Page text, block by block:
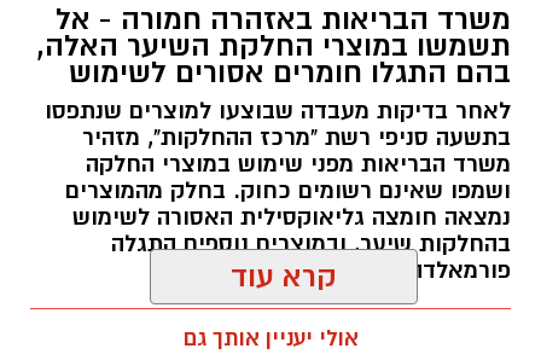
מקצועי, לפתח תוכניות חינוכיות, ליצור אירועי תוכן
ופרויקטים ייחודיים ולעבוד מול קהלים מגוונים, תוך
חיבור בין עולם התרבות, החינוך והקהילה.
בין דרישות התפקיד:
תואר אקדמי המוכר על ידי המועצה להשכלה
גבוהה.
ניסיון בפיתוח הדרכה ועמידה מול קהל.
ניסיון ויכולת בניהול והובלת צוות.
יכולת לפיתוח והפקת פרויקטים מיוחדים
משרד הבריאות באזהרה חמורה - אל
תשמשו במוצרי החלקת השיער האלה,
בהם התגלו חומרים אסורים לשימוש
לאחר בדיקות מעבדה שבוצעו למוצרים שנתפסו
בתשעה סניפי רשת "מרכז ההחלקות", מזהיר
משרד הבריאות מפני שימוש במוצרי החלקה
ושמפו שאינם רשומים כחוק. בחלק מהמוצרים
נמצאה חומצה גליאוקסילית האסורה לשימוש
בהחלקות שיער, ובמוצרים נוספים התגלה
פורמאלדהיד - חומר המוגדר כמסרטן
קרא עוד
אולי יעניין אותך גם